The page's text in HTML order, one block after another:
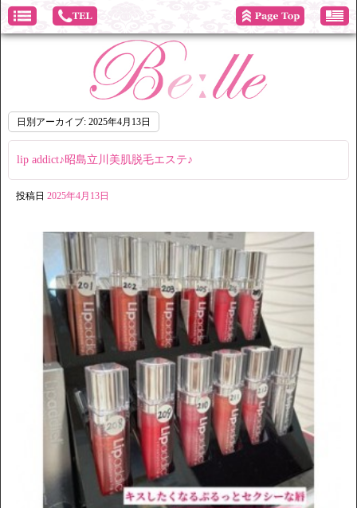
日別アーカイブ: 2025年4月13日
lip addict♪昭島立川美肌脱毛エステ♪
投稿日 2025年4月13日